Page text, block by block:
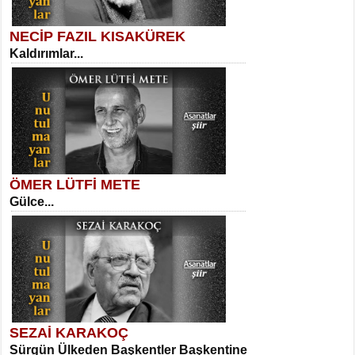
SELAHATTİN YILDIZ
İnsanın Zindanı...
MEHMET TAŞTAN
Vagon’da Bir Şairle...
SITKI CANEY
Kadir Ünal
Ayağıma Dolanan Yokuş...
Mehmet Çoban
Elmira...
NECİP FAZIL KISAKÜREK
Kaldırımlar...
ÖMER LÜTFİ METE
Gülce...
SEZAİ KARAKOÇ
Sürgün Ülkeden Başkentler Başkentine